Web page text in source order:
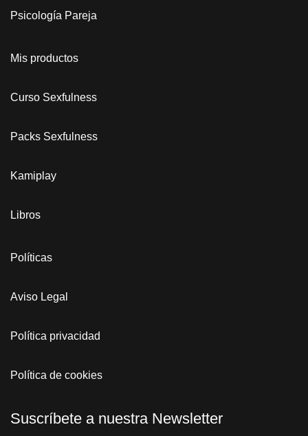
Psicología Pareja
Mis productos
Curso Sexfulness
Packs Sexfulness
Kamiplay
Libros
Políticas
Aviso Legal
Política privacidad
Política de cookies
Suscríbete a nuestra Newsletter